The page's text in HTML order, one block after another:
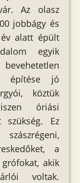
Az olasz
jobbágy és
alatt épült
egyik
építése jó
köztük
óriási
szükség. Ez
a
akik
voltak.